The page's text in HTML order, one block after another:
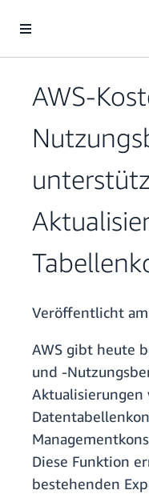
Überspringen zum
AWS-
Veröffentlicht
AWS gibt heute
und -
Aktualisierungen
Diese Funktion
bestehenden